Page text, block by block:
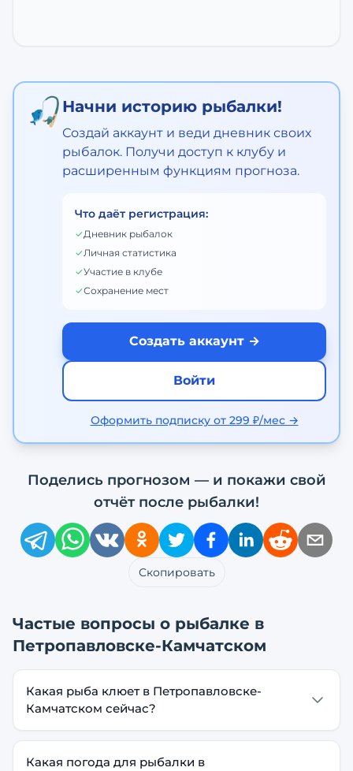
🎣 Начни историю рыбалки!
Создай аккаунт и веди дневник своих
рыбалок. Получи доступ к клубу и
расширенным функциям прогноза.
Что даёт регистрация:
✓Дневник рыбалок
✓Личная статистика
✓Участие в клубе
✓Сохранение мест
Создать аккаунт →
Войти
Оформить подписку от 299 ₽/мес →
Поделись прогнозом — и покажи свой
отчёт после рыбалки!
Скопировать
Частые вопросы о рыбалке в
Петропавловске-Камчатском
Какая рыба клюет в Петропавловске-
Камчатском сейчас?
Какая погода для рыбалки в